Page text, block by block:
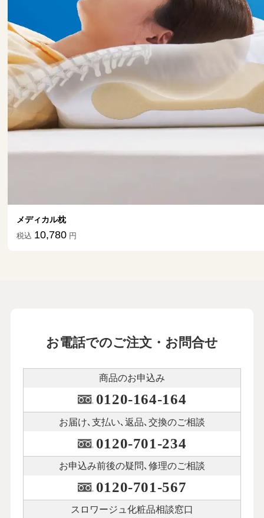
通販生活のフジヒート
税込 2,900－6,300
お電話でのご注文・お問合せ
商品のお申込み
0120-164-164
お届け､支払い､ 返品､交換のご相談
0120-701-234
お申込み前後の疑問､修理のご相談
0120-701-567
スロワージュ化粧品相談窓口